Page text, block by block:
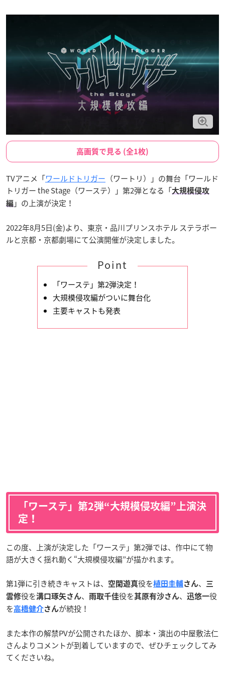
高画質で見る (全1枚)
TVアニメ「ワールドトリガー （ワートリ）」の舞台「ワールド
トリガー the Stage（ワーステ）」第2弾となる「大規模侵攻
編 」の上演が決定！
2022年8月5日(金)より、東京・品川プリンスホテル ステラボー
ルと京都・京都劇場にて公演開催が決定しました。
Point
「ワーステ」第2弾決定！
大規模侵攻編がついに舞台化
主要キャストも発表
「ワーステ」第2弾“大規模侵攻編”上演決
定！
この度、上演が決定した「ワーステ」第2弾では、作中にて物
語が大きく揺れ動く“大規模侵攻編”が描かれます。
第1弾に引き続きキャストは、 空閑遊真役を植田圭輔さん、
三
雲修役を溝口琢矢さん、 雨取千佳役を其原有沙さん、 迅悠一役
を 高橋健介さんが続投！
また本作の解禁PVが公開されたほか、脚本・演出の中屋敷法仁
さんよりコメントが到着していますので、ぜひチェックしてみ
てくださいね。